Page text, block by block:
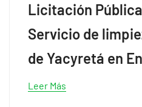
Licitación
Servicio de
de Yacyretá en
Leer Más